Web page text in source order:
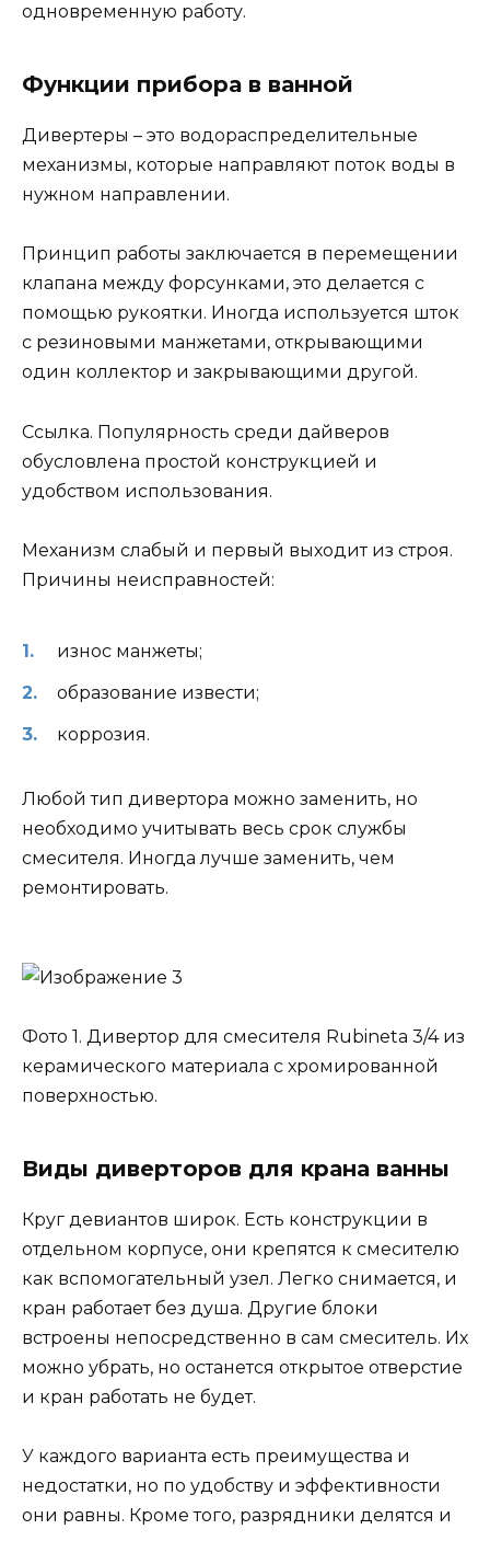
одновременную работу.
Функции прибора в ванной
Дивертеры – это водораспределительные
механизмы, которые направляют поток воды в
нужном направлении.
Принцип работы заключается в перемещении
клапана между форсунками, это делается с
помощью рукоятки. Иногда используется шток
с резиновыми манжетами, открывающими
один коллектор и закрывающими другой.
Ссылка. Популярность среди дайверов
обусловлена ​​простой конструкцией и
удобством использования.
Механизм слабый и первый выходит из строя.
Причины неисправностей:
износ манжеты;
образование извести;
коррозия.
Любой тип дивертора можно заменить, но
необходимо учитывать весь срок службы
смесителя. Иногда лучше заменить, чем
ремонтировать.
Фото 1. Дивертор для смесителя Rubineta 3/4 из
керамического материала с хромированной
поверхностью.
Виды диверторов для крана ванны
Круг девиантов широк. Есть конструкции в
отдельном корпусе, они крепятся к смесителю
как вспомогательный узел. Легко снимается, и
кран работает без душа. Другие блоки
встроены непосредственно в сам смеситель. Их
можно убрать, но останется открытое отверстие
и кран работать не будет.
У каждого варианта есть преимущества и
недостатки, но по удобству и эффективности
они равны. Кроме того, разрядники делятся и